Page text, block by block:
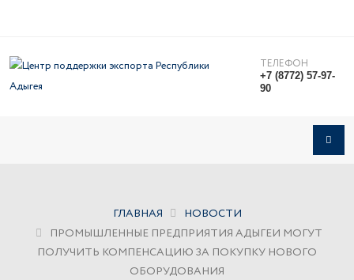
ТЕЛЕФОН
+7 (8772) 57-97-
90
ГЛАВНАЯ
НОВОСТИ
ПРОМЫШЛЕННЫЕ ПРЕДПРИЯТИЯ АДЫГЕИ МОГУТ
ПОЛУЧИТЬ КОМПЕНСАЦИЮ ЗА ПОКУПКУ НОВОГО
ОБОРУДОВАНИЯ